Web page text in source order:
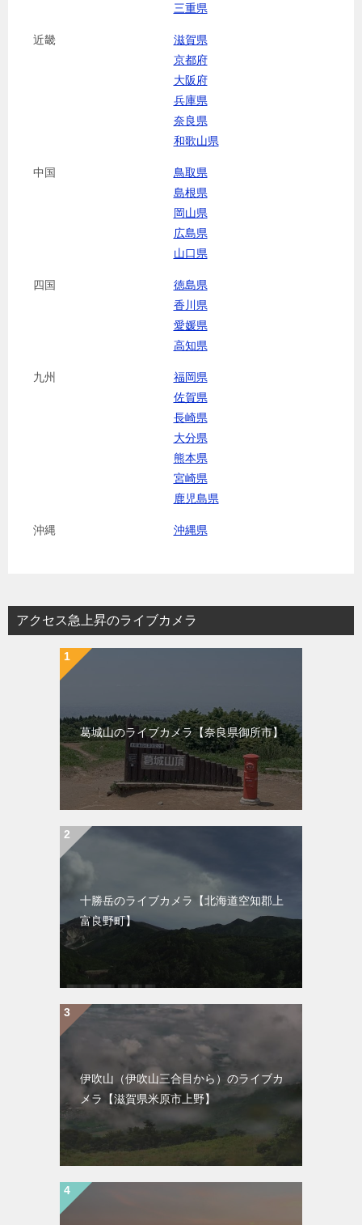
三重県
近畿
滋賀県
京都府
大阪府
兵庫県
奈良県
和歌山県
中国
鳥取県
島根県
岡山県
広島県
山口県
四国
徳島県
香川県
愛媛県
高知県
九州
福岡県
佐賀県
長崎県
大分県
熊本県
宮崎県
鹿児島県
沖縄 沖縄県
アクセス急上昇のライブカメラ
葛城山のライブカメラ【奈良県御所市】
十勝岳のライブカメラ【北海道空知郡上
富良野町】
伊吹山（伊吹山三合目から）のライブカ
メラ【滋賀県米原市上野】